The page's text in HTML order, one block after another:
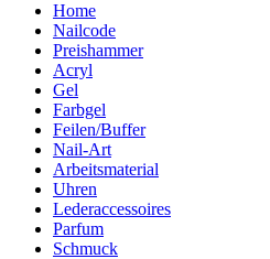
Home
Nailcode
Preishammer
Acryl
Gel
Farbgel
Feilen/Buffer
Nail-Art
Arbeitsmaterial
Uhren
Lederaccessoires
Parfum
Schmuck